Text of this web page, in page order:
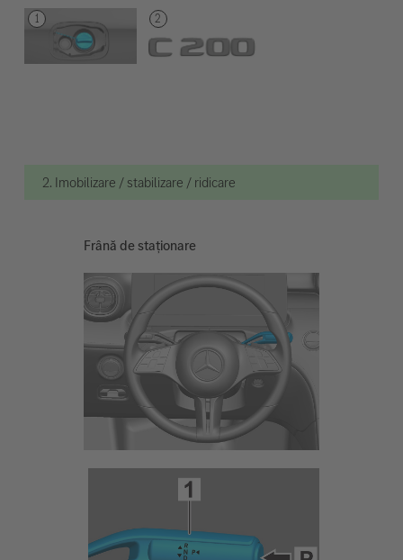
2. Imobilizare / stabilizare / ridicare
Frână de staționare